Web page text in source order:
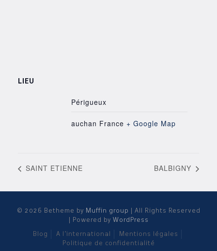
LIEU
Périgueux
auchan France + Google Map
SAINT ETIENNE BALBIGNY
© 2026 Betheme by Muffin group
| All Rights Reserved
| Powered by WordPress
Blog A l’international
Mentions légales
Politique de confidentialité